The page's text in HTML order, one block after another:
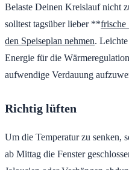
Belaste Deinen Kreislauf nicht
solltest tagsüber lieber **frische
den Speiseplan nehmen.
Energie für die
aufwendige Verdauung
Richtig lüften
Um die Temperatur zu senken,
ab Mittag die Fenster